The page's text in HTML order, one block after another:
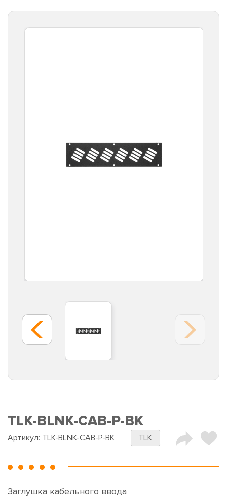
TLK-BLNK-CAB-P-BK
Артикул: TLK-BLNK-CAB-P-BK TLK
Заглушка кабельного ввода